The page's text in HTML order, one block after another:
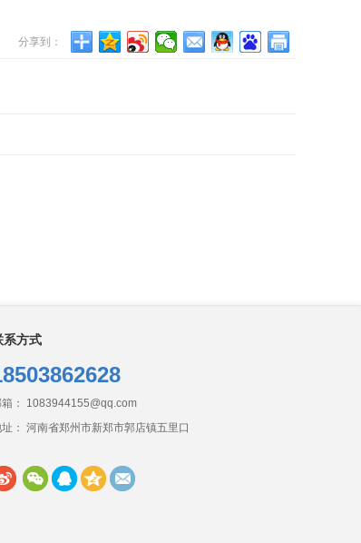
分享到：
系方式
箱： 1083944155@qq.com
： 河南省郑州市新郑市郭店镇五里口